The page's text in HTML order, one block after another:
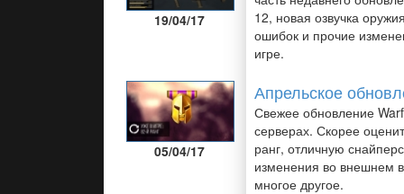
19/04/17
12, новая озвучка
ошибок и прочие
игре.
05/04/17
Апрельское
Свежее обновление
серверах. Скорее
ранг, отличную
изменения во внешнем
многое другое.